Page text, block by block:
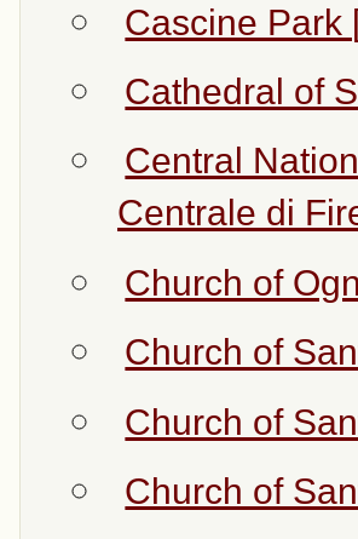
Cascine Park
Cathedral of
Central
Centrale di
Church of
Church of
Church of
Church of